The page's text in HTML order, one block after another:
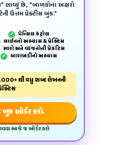
લાવ્યું છે, "બાળકોના અક્ષરો
ઉત્તમ પ્રેક્ટીસ બુક."
✓ પેન્‍સિલ કંટ્રોલ
લાઈનનો અભ્યાસ & પ્રેક્ટિસ
સ્વરો અને વ્યંજનોની પ્રેકટિસ
✓ બારાખડીનો અભ્યાસ
થી વધુ શબ્દ લેખનની
ઓર્ડર કરો.
આજે જ ઓર્ડર કરો